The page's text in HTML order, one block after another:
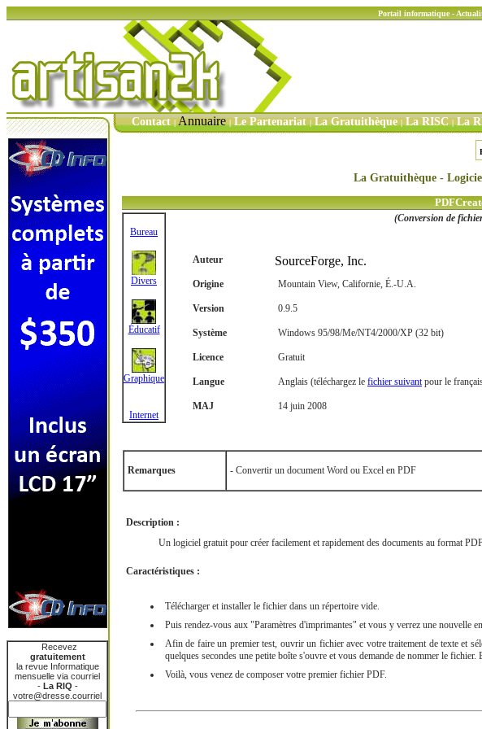
Portail informatique -
Contact |Annuaire| Le Partenariat | La Gratuithèque | La RISC | La
Recevez
gratuitement
la revue Informatique
mensuelle via courriel
- La RIQ -
votre@dresse.courriel
La Gratuithèque -
Bureau
Divers
Éducatif
Graphique
Internet
(Conversion de
Auteur SourceForge, Inc.
Origine Mountain View, Californie, É.-U.A.
Version 0.9.5
Système Windows 95/98/Me/NT4/2000/XP (32 bit)
Licence Gratuit
Langue Anglais (téléchargez le fichier suivantpour le
MAJ 14 juin 2008
Remarques - Convertir un document Word ou Excel en PDF
Description :
Un logiciel gratuit pour créer facilement et rapidement des documents au format
Caractéristiques :
Télécharger et installer le fichier dans un répertoire vide.
Puis rendez-vous aux "Paramètres d'imprimantes" et vous y verrez une nouvelle
Afin de faire un premier test, ouvrir un fichier avec votre traitement de texte et
quelques secondes une petite boîte s'ouvre et vous demande de nommer le
Voilà, vous venez de composer votre premier fichier PDF.